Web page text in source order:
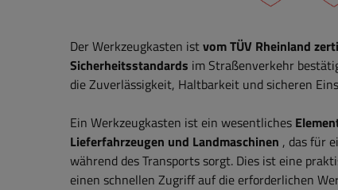
Der Werkzeugkasten istvom TÜV Rheinland
Sicherheitsstandards im Straßenverkehr
die Zuverlässigkeit, Haltbarkeit und sicheren
Ein Werkzeugkasten ist ein wesentliches
Lieferfahrzeugen und Landmaschinen , das für
während des Transports sorgt. Dies ist eine
einen schnellen Zugriff auf die erforderlichen